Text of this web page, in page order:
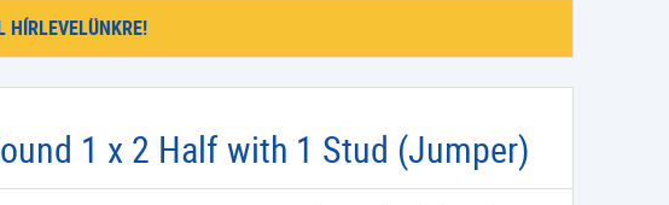
HÍRLEVELÜNKRE!
1 x 2 Half with 1 Stud (Jumper)